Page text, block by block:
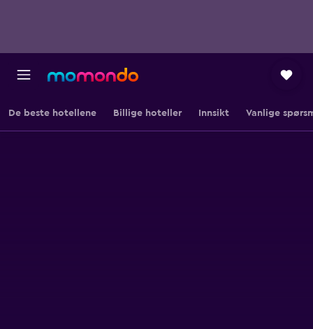
De beste hotellene Billige hoteller Innsikt Vanlige